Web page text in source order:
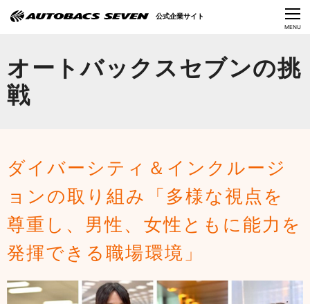
CLOSE
MENU
オートバックスセブンの挑
戦
ダイバーシティ＆インクルージ
ョンの取り組み「多様な視点を
尊重し、男性、女性ともに能力を
発揮できる職場環境」
公式企業サイト
会社情報
採用情報
Language